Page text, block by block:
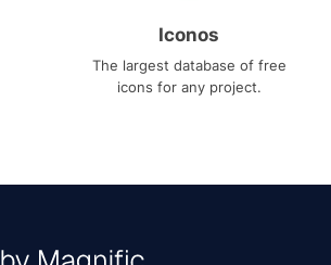
Iconos
The largest database of free
icons for any project.